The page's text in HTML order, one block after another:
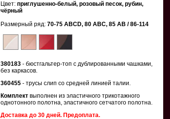
Цвет: приглушенно-белый, розовый песок, рубин,
чёрный
Размерный ряд: 70-75 ABCD, 80 ABC, 85 AB / 86-114
380183 - бюстгальтер-топ с дублированными чашками,
без каркасов.
360455 - трусы слип со средней линией талии.
Комплект выполнен из эластичного трикотажного
однотонного полотна, эластичного сетчатого полотна.
Доставка до 30 дней. Предоплата.